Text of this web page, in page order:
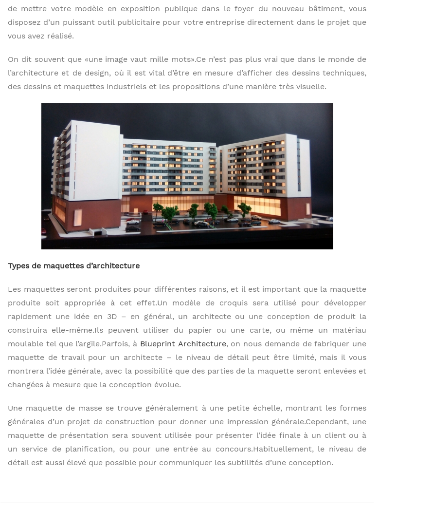
de mettre votre modèle en exposition publique dans le foyer du nouveau bâtiment, vous
disposez d’un puissant outil publicitaire pour votre entreprise directement dans le projet que
vous avez réalisé.
On dit souvent que «une image vaut mille mots».Ce n’est pas plus vrai que dans le monde de
l’architecture et de design, où il est vital d’être en mesure d’afficher des dessins techniques,
des dessins et maquettes industriels et les propositions d’une manière très visuelle.
Types de maquettes d’architecture
Les maquettes seront produites pour différentes raisons, et il est important que la maquette
produite soit appropriée à cet effet.Un modèle de croquis sera utilisé pour développer
rapidement une idée en 3D – en général, un architecte ou une conception de produit la
construira elle-même.Ils peuvent utiliser du papier ou une carte, ou même un matériau
moulable tel que l’argile.Parfois, à Blueprint Architecture, on nous demande de fabriquer une
maquette de travail pour un architecte – le niveau de détail peut être limité, mais il vous
montrera l’idée générale, avec la possibilité que des parties de la maquette seront enlevées et
changées à mesure que la conception évolue.
Une maquette de masse se trouve généralement à une petite échelle, montrant les formes
générales d’un projet de construction pour donner une impression générale.Cependant, une
maquette de présentation sera souvent utilisée pour présenter l’idée finale à un client ou à
un service de planification, ou pour une entrée au concours.Habituellement, le niveau de
détail est aussi élevé que possible pour communiquer les subtilités d’une conception.